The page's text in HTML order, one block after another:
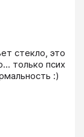
стекло, это
только псих
:)